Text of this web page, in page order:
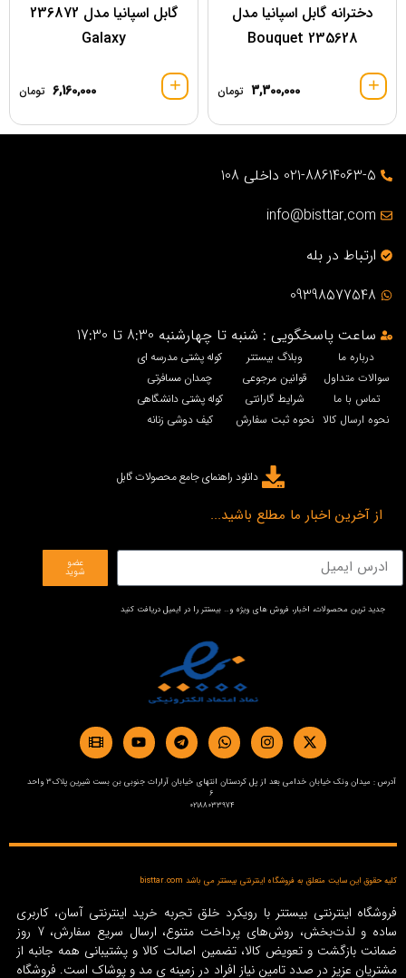
دخترانه گابل اسپانیا مدل
Bouquet 235628
3,300,000 تومان
گابل اسپانیا مدل 236872
Galaxy
6,160,000 تومان
021-88614063-5 داخلی 108
info@bisttar.com
ارتباط در بله
09398577548
ساعت پاسخگویی : شنبه تا چهارشنبه 8:30 تا 17:30
درباره ما
سوالات متداول
تماس با ما
نحوه ارسال کالا
وبلاگ بیستتر
قوانین مرجوعی
شرایط گارانتی
نحوه ثبت سفارش
کوله پشتی مدرسه ای
چمدان مسافرتی
کوله پشتی دانشگاهی
کیف دوشی زنانه
دانلود راهنمای جامع محصولات گابل
از آخرین اخبار ما مطلع باشید...
عضو
شوید
جدید ترین محصولات، اخبار، فروش های ویژه و… بیستتر را در ایمیل دریافت کنید
آدرس : میدان ونک خیابان خدامی بعد از پل کردستان انتهای خیابان آرارات جنوبی بن بست شیرین پلاک3 واحد
6
02188033974
کلیه حقوق این سایت متعلق به فروشگاه اینترنتی بیستتر می باشد bisttar.com
فروشگاه اینترنتی بیستتر با رویکرد خلق تجربه خرید اینترنتی آسان، کاربری
ساده و لذت‌بخش، روش‌های پرداخت متنوع، ارسال سریع سفارش، 7 روز
ضمانت بازگشت و تعویض کالا، تضمین اصالت کالا و پشتیبانی همه جانبه از
مشتریان عزیز در صدد تامین نیاز افراد در زمینه‌ ی مد و پوشاک است. فروشگاه